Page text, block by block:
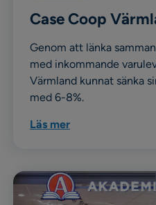
Case Coop
Genom att länka
med inkommande
Värmland kunnat sänka
med 6-8%.
Läs mer